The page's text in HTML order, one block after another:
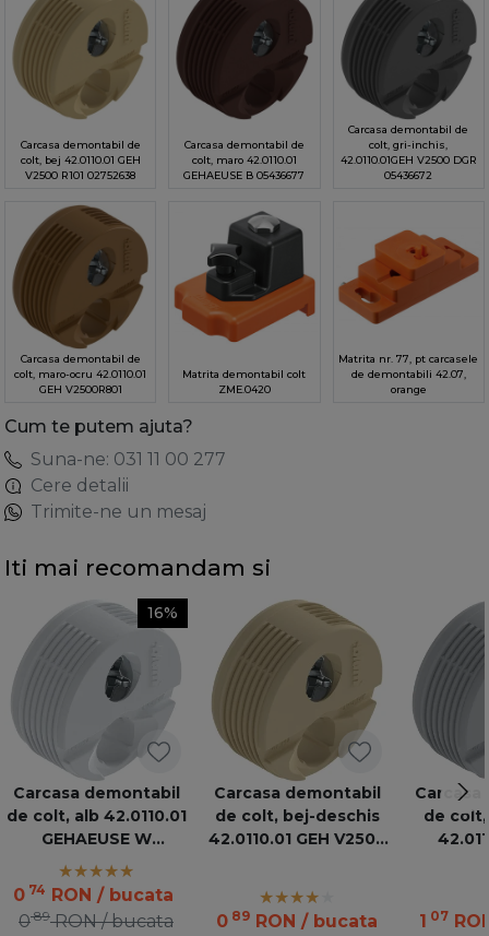
Carcasa demontabil de
colt, bej 42.0110.01 GEH
V2500 R101 02752638
Carcasa demontabil de
colt, maro 42.0110.01
GEHAEUSE B 05436677
Carcasa demontabil de
colt, gri-inchis,
42.0110.01GEH V2500 DGR
05436672
Carcasa demontabil de
colt, maro-ocru 42.0110.01
GEH V2500R801
Matrita demontabil colt
ZME.0420
Matrita nr. 77, pt carcasele
de demontabili 42.07,
orange
Cum te putem ajuta?
Suna-ne: 031 11 00 277
Cere detalii
Trimite-ne un mesaj
Iti mai recomandam si
16%
Carcasa demontabil
de colt, alb 42.0110.01
GEHAEUSE W
05436676
074 RON / bucata
089 RON / bucata
Carcasa demontabil
de colt, bej-deschis
42.0110.01 GEH V2500
0 89 RON / bucata
de
1 07